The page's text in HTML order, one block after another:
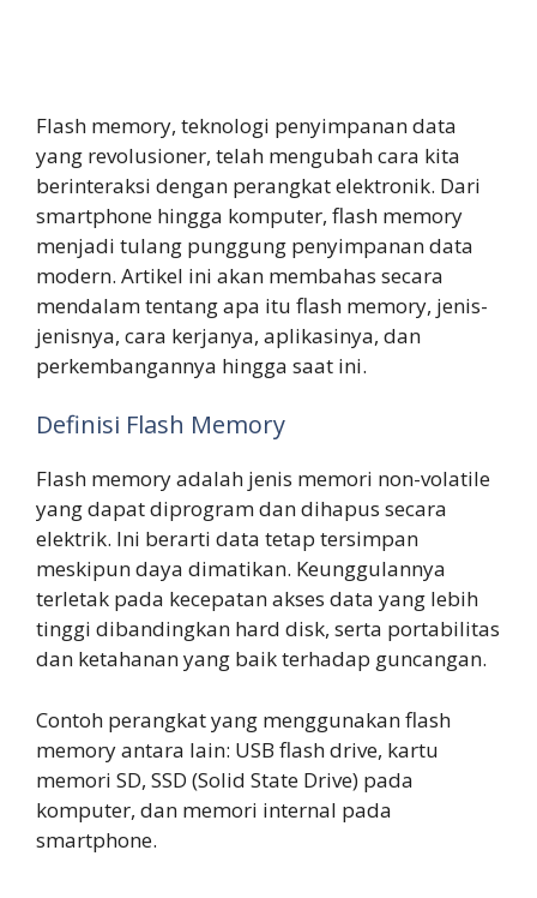
Flash memory, teknologi penyimpanan data
yang revolusioner, telah mengubah cara kita
berinteraksi dengan perangkat elektronik. Dari
smartphone hingga komputer, flash memory
menjadi tulang punggung penyimpanan data
modern. Artikel ini akan membahas secara
mendalam tentang apa itu flash memory, jenis-
jenisnya, cara kerjanya, aplikasinya, dan
perkembangannya hingga saat ini.
Definisi Flash Memory
Flash memory adalah jenis memori non-volatile
yang dapat diprogram dan dihapus secara
elektrik. Ini berarti data tetap tersimpan
meskipun daya dimatikan. Keunggulannya
terletak pada kecepatan akses data yang lebih
tinggi dibandingkan hard disk, serta portabilitas
dan ketahanan yang baik terhadap guncangan.
Contoh perangkat yang menggunakan flash
memory antara lain: USB flash drive, kartu
memori SD, SSD (Solid State Drive) pada
komputer, dan memori internal pada
smartphone.